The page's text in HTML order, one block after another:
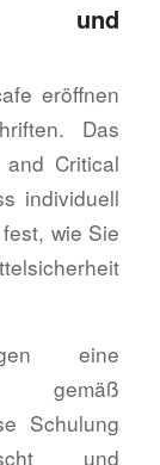
und
eröffnen
Das
and Critical
individuell
wie Sie
eine
Schulung
und